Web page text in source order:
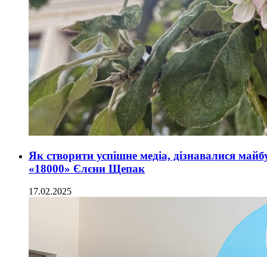
Як створити успішне медіа, дізнавалися
«18000» Єлєни Щепак
17.02.2025